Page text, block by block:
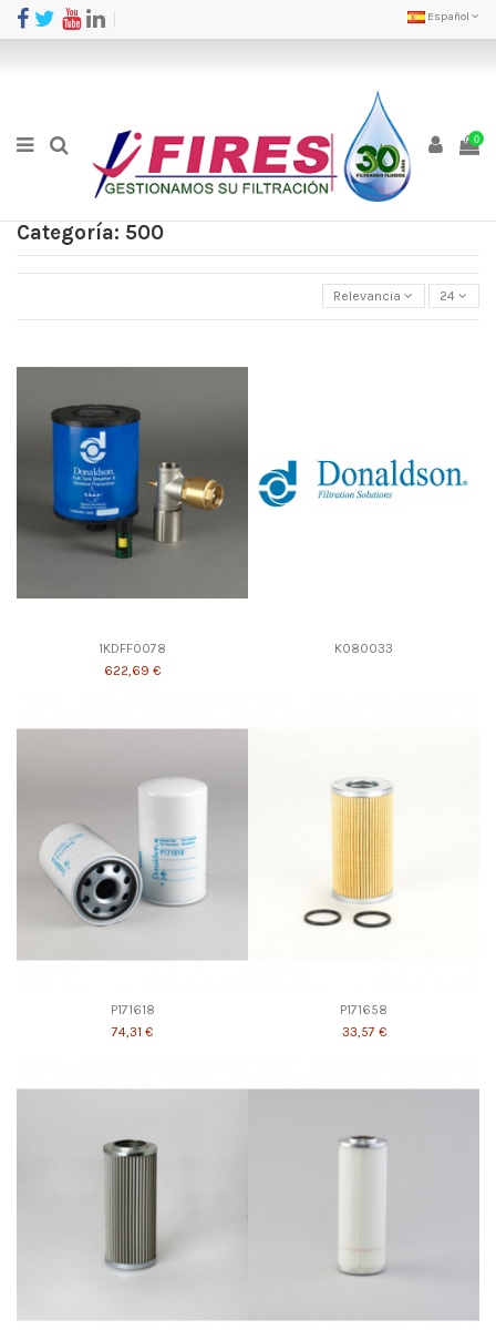
Español
0
Categoría: 500
Relevancia 24
1KDFF0078
622,69 €
K080033
P171618
74,31 €
P171658
33,57 €